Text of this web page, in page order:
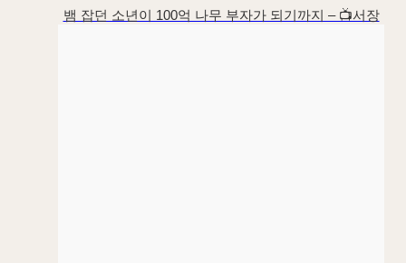
뱀 잡던 소년이 100억 나무 부자가 되기까지 – 📺서장